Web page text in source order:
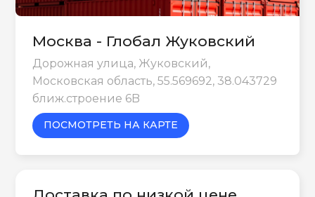
Москва - Глобал Жуковский
Дорожная улица, Жуковский,
Московская область, 55.569692, 38.043729
ближ.строение 6B
ПОСМОТРЕТЬ НА КАРТЕ